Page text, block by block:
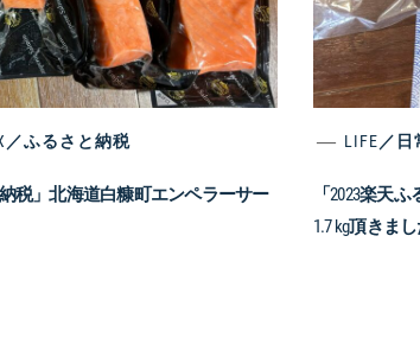
／ふるさと納税
納税」北海道白糠町エンペラーサー
LIFE／日
「2023楽天
1.7 kg頂きま